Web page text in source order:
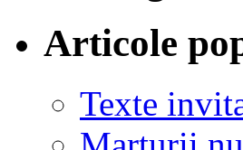
Articole
Texte